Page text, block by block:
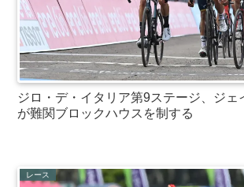
ジロ・デ・イタリア第9ステージ、ジェ
が難関ブロックハウスを制する
レース